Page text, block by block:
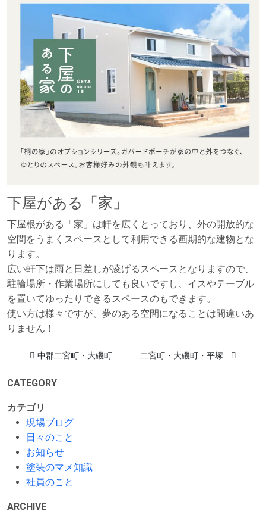
下屋がある「家」
下屋根がある「家」は軒を広くとっており、外の開放的な
空間をうまくスペースとして利用できる画期的な建物とな
ります。
広い軒下は雨と日差しが凌げるスペースとなりますので、
駐輪場所・作業場所にしても良いですし、イスやテーブル
を置いてゆったりできるスペースのもできます。
使い方は様々ですが、夢のある空間になることは間違いあ
りません！
中郡二宮町・大磯町 ... 二宮町・大磯町・平塚...
CATEGORY
カテゴリ
現場ブログ
日々のこと
お知らせ
塗装のマメ知識
社員のこと
ARCHIVE